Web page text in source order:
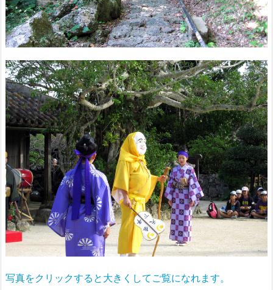
写真をクリックすると大きくしてご覧になれます。